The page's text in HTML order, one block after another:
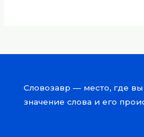
Словозавр — место, где вы
значение слова и его